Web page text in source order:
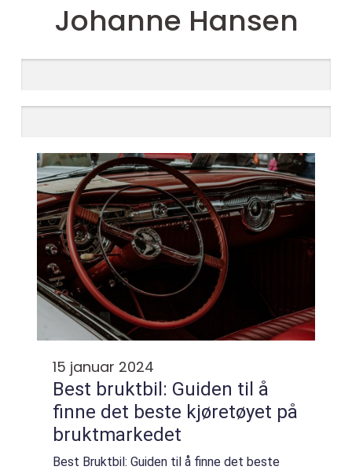
Johanne Hansen
15 januar 2024
Best bruktbil: Guiden til å
finne det beste kjøretøyet på
bruktmarkedet
Best Bruktbil: Guiden til å finne det beste